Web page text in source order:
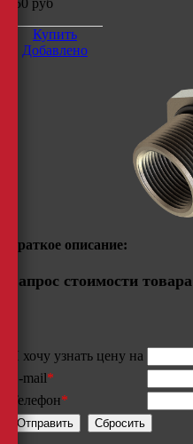
Купить
Добавлено
Краткое описание:
Запрос стоимости товара
Я хочу узнать цену на
E-mail*
Телефон*